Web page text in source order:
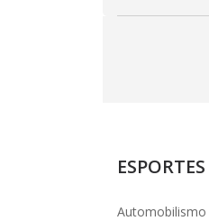
ESPORTES
Automobilismo